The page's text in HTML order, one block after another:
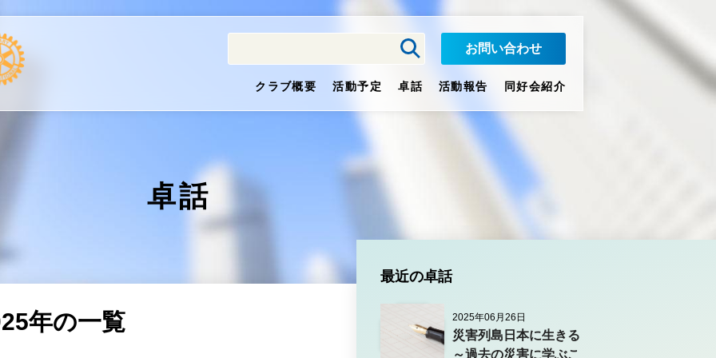
クラブ概要 活動予定 卓話 活動報告 同好会紹介
お問い合わせ
卓話
年の一覧
最近の卓話
2025年06月26日
災害列島日本に生きる
～過去の災害に学ぶこ